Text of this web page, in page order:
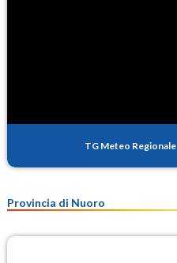
TG Meteo Regionale
Provincia di Nuoro